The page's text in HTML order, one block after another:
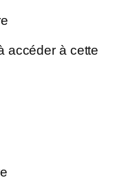
accéder à cette